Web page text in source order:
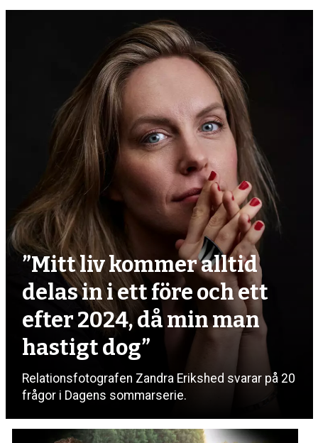
”Mitt liv kommer alltid
delas in i ett före och ett
efter 2024, då min man
hastigt dog”
Relationsfotografen Zandra Erikshed svarar på 20
frågor i Dagens sommarserie.